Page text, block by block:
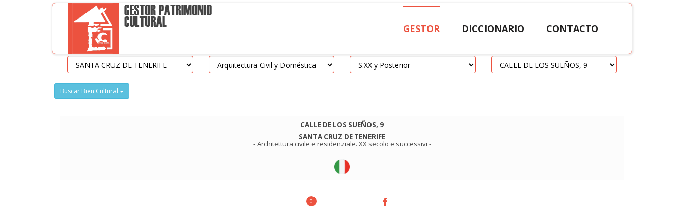
GESTOR DICCIONARIO CONTACTO
Buscar Bien Cultural
CALLE DE LOS SUEÑOS, 9
SANTA CRUZ DE TENERIFE
-Architettura civile e residenziale. XX secolo e successivi -
0